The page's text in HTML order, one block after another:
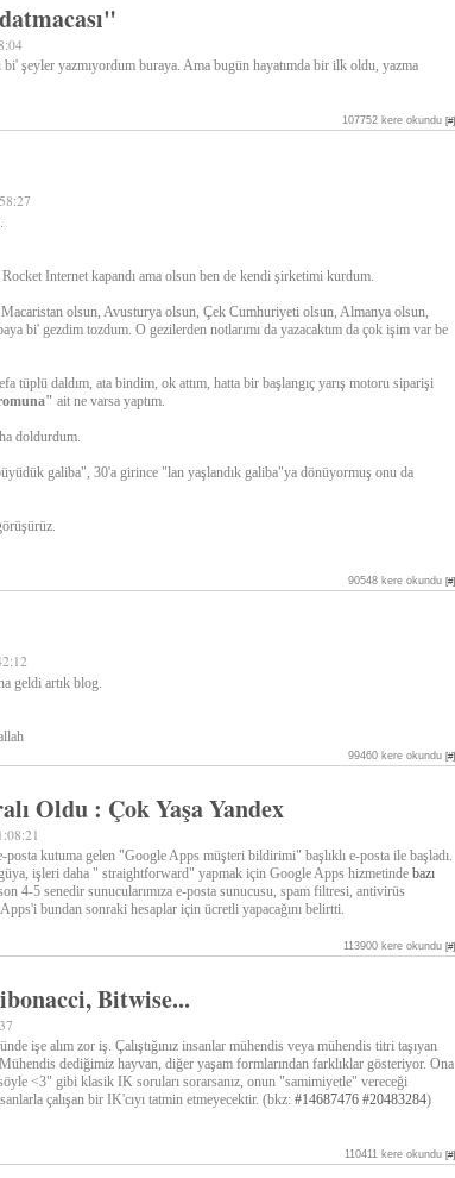
şeyler yazmıyordum buraya. Ama bugün hayatımda bir ilk oldu, yazma
107752 kere okundu [#]
Rocket Internet kapandı ama olsun ben de kendi şirketimi kurdum.
olsun, Avusturya olsun, Çek Cumhuriyeti olsun, Almanya olsun,
bi' gezdim tozdum. O gezilerden notlarımı da yazacaktım da çok işim var be
tüplü daldım, ata bindim, ok attım, hatta bir başlangıç yarış motoru siparişi
ait ne varsa yaptım.
doldurdum.
galiba", 30'a girince "lan yaşlandık galiba"ya dönüyormuş onu da
90548 kere okundu [#]
geldi artık blog.
99460 kere okundu [#]
Oldu : Çok Yaşa Yandex
posta kutuma gelen "Google Apps müşteri bildirimi" başlıklı e-posta ile başladı.
işleri daha " straightforward" yapmak için Google Apps hizmetinde bazı
4-5 senedir sunucularımıza e-posta sunucusu, spam filtresi, antivirüs
bundan sonraki hesaplar için ücretli yapacağını belirtti.
113900 kere okundu [#]
Bitwise...
işe alım zor iş. Çalıştığınız insanlar mühendis veya mühendis titri taşıyan
dediğimiz hayvan, diğer yaşam formlarından farklıklar gösteriyor. Ona
<3" gibi klasik IK soruları sorarsanız, onun "samimiyetle" vereceği
çalışan bir IK'cıyı tatmin etmeyecektir. (bkz: #14687476 #20483284)
110411 kere okundu [#]